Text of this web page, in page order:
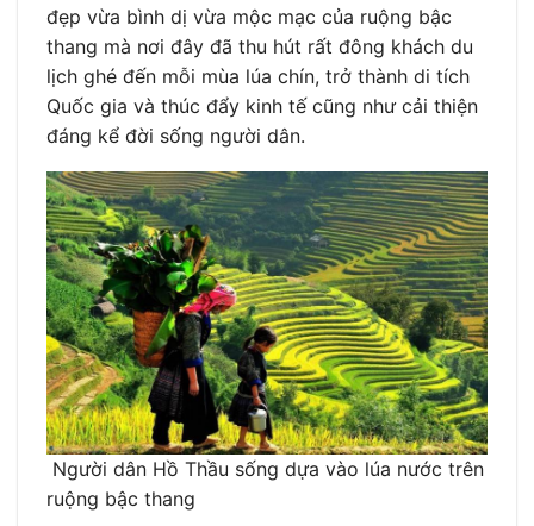
đẹp vừa bình dị vừa mộc mạc của ruộng bậc
thang mà nơi đây đã thu hút rất đông khách du
lịch ghé đến mỗi mùa lúa chín, trở thành di tích
Quốc gia và thúc đẩy kinh tế cũng như cải thiện
đáng kể đời sống người dân.
Người dân Hồ Thầu sống dựa vào lúa nước trên
ruộng bậc thang